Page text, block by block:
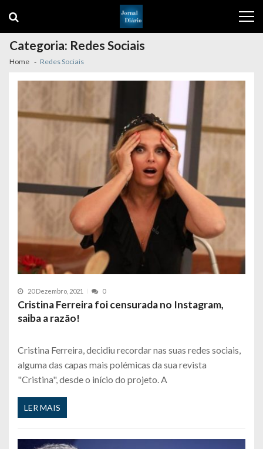
navigation
content
Categoria: Redes Sociais
Home Redes Sociais
20 Dezembro, 2021 0
Cristina Ferreira foi censurada no Instagram,
saiba a razão!
Cristina Ferreira, decidiu recordar nas suas redes sociais,
alguma das capas mais polémicas da sua revista
"Cristina", desde o início do projeto. A
LER MAIS